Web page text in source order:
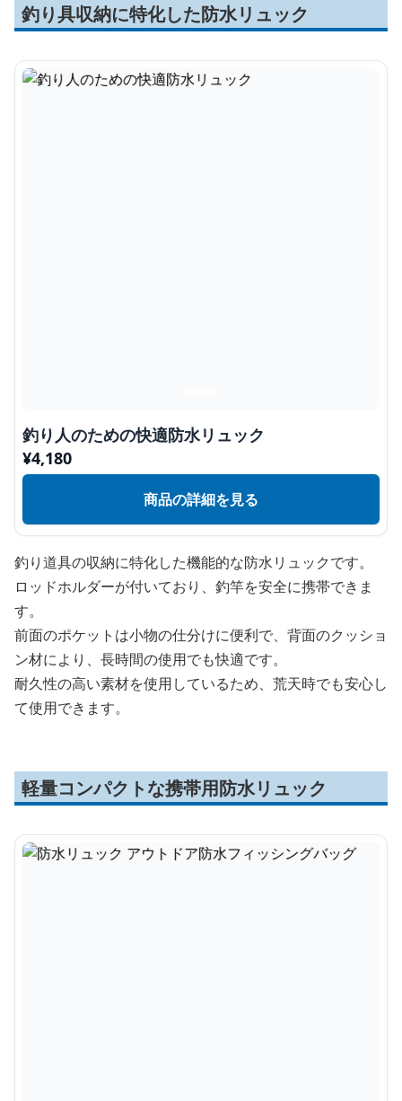
釣り具収納に特化した防水リュック
釣り人のための快適防水リュック
¥4,180
商品の詳細を見る
釣り道具の収納に特化した機能的な防水リュックです。
ロッドホルダーが付いており、釣竿を安全に携帯できま
す。
前面のポケットは小物の仕分けに便利で、背面のクッショ
ン材により、長時間の使用でも快適です。
耐久性の高い素材を使用しているため、荒天時でも安心し
て使用できます。
軽量コンパクトな携帯用防水リュック